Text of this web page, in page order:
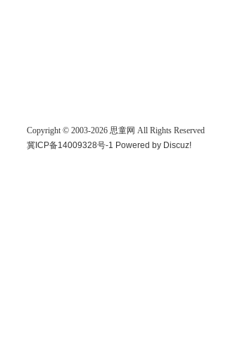
Copyright © 2003-2026 思童网 All Rights Reserved
冀ICP备14009328号-1 Powered by Discuz!